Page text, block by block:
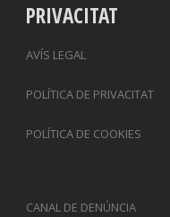
PRIVACITAT
AVÍS LEGAL
POLÍTICA DE PRIVACITAT
POLÍTICA DE COOKIES
CANAL DE DENÚNCIA